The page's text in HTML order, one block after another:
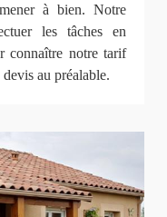
à bien. Notre
les tâches en
connaître notre tarif
au préalable.